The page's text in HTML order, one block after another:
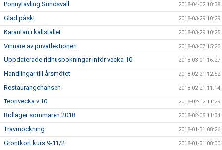
Ponnytävling Sundsvall 2018-04-02 18:38
Glad påsk! 2018-03-29 10:29
Karantän i kallstallet 2018-03-29 10:25
Vinnare av privatlektionen 2018-03-07 15:25
Uppdaterade ridhusbokningar inför vecka 10 2018-03-01 16:27
Handlingar till årsmötet 2018-02-21 12:52
Restaurangchansen 2018-02-21 11:14
Teorivecka v.10 2018-02-12 11:29
Ridläger sommaren 2018 2018-02-05 11:34
Travmockning 2018-01-31 08:26
Gröntkort kurs 9-11/2 2018-01-31 08:00